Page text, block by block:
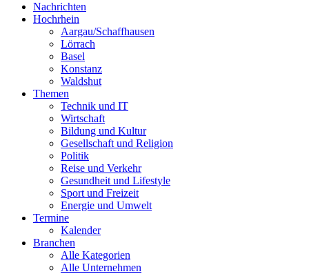
Nachrichten
Hochrhein
Aargau/Schaffhausen
Lörrach
Basel
Konstanz
Waldshut
Themen
Technik und IT
Wirtschaft
Bildung und Kultur
Gesellschaft und Religion
Politik
Reise und Verkehr
Gesundheit und Lifestyle
Sport und Freizeit
Energie und Umwelt
Termine
Kalender
Branchen
Alle Kategorien
Alle Unternehmen